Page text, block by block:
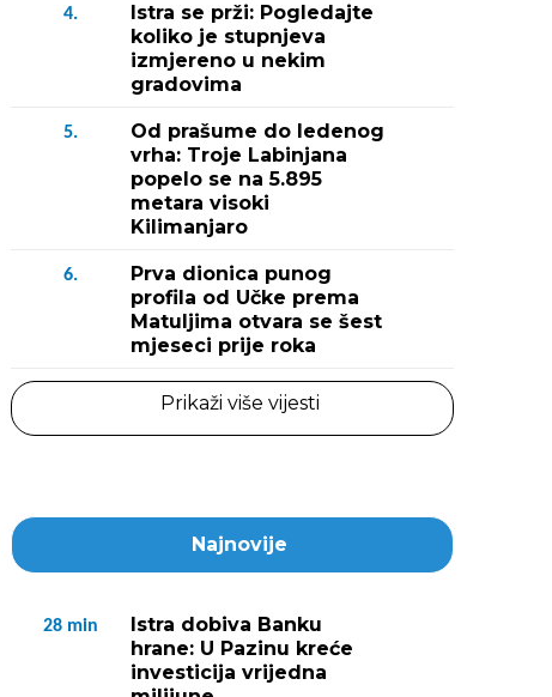
4.
Istra se prži: Pogledajte
koliko je stupnjeva
izmjereno u nekim
gradovima
5.
Od prašume do ledenog
vrha: Troje Labinjana
popelo se na 5.895
metara visoki
Kilimanjaro
6.
Prva dionica punog
profila od Učke prema
Matuljima otvara se šest
mjeseci prije roka
Prikaži više vijesti
Najnovije
28 min
Istra dobiva Banku
hrane: U Pazinu kreće
investicija vrijedna